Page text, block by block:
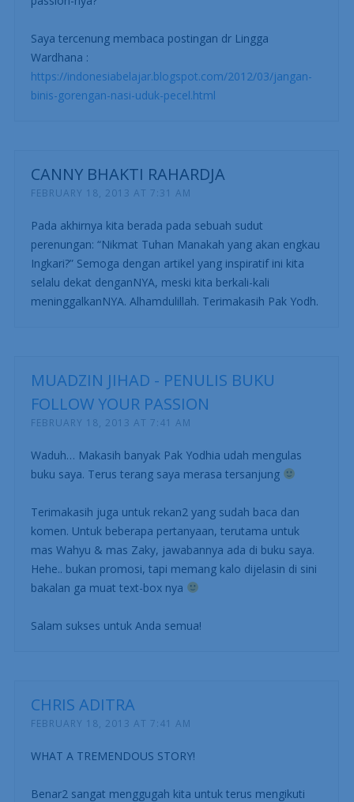
Saya tercenung membaca postingan dr Lingga
Wardhana :
https://indonesiabelajar.blogspot.com/2012/03/jangan-
binis-gorengan-nasi-uduk-pecel.html
CANNY BHAKTI RAHARDJA
FEBRUARY 18, 2013 AT 7:31 AM
Pada akhirnya kita berada pada sebuah sudut
perenungan: “Nikmat Tuhan Manakah yang akan engkau
Ingkari?” Semoga dengan artikel yang inspiratif ini kita
selalu dekat denganNYA, meski kita berkali-kali
meninggalkanNYA. Alhamdulillah. Terimakasih Pak Yodh.
MUADZIN JIHAD - PENULIS BUKU
FOLLOW YOUR PASSION
FEBRUARY 18, 2013 AT 7:41 AM
Waduh… Makasih banyak Pak Yodhia udah mengulas
buku saya. Terus terang saya merasa tersanjung
Terimakasih juga untuk rekan2 yang sudah baca dan
komen. Untuk beberapa pertanyaan, terutama untuk
mas Wahyu & mas Zaky, jawabannya ada di buku saya.
Hehe.. bukan promosi, tapi memang kalo dijelasin di sini
bakalan ga muat text-box nya
Salam sukses untuk Anda semua!
CHRIS ADITRA
FEBRUARY 18, 2013 AT 7:41 AM
WHAT A TREMENDOUS STORY!
Benar2 sangat menggugah kita untuk terus mengikuti